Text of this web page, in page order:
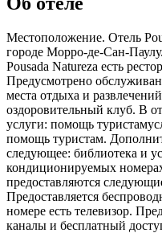
Местоположение. Отель
городе Морро-де-Сан-
Pousada Natureza есть
Предусмотрено
места отдыха и
оздоровительный клуб. В
услуги: помощь
помощь туристам.
следующее: библиотека и
кондиционируемых
предоставляются
Предоставляется
номере есть телевизор.
каналы и бесплатный